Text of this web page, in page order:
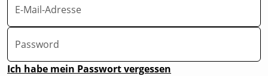
E-Mail-Adresse
Password
Ich habe mein Passwort vergessen